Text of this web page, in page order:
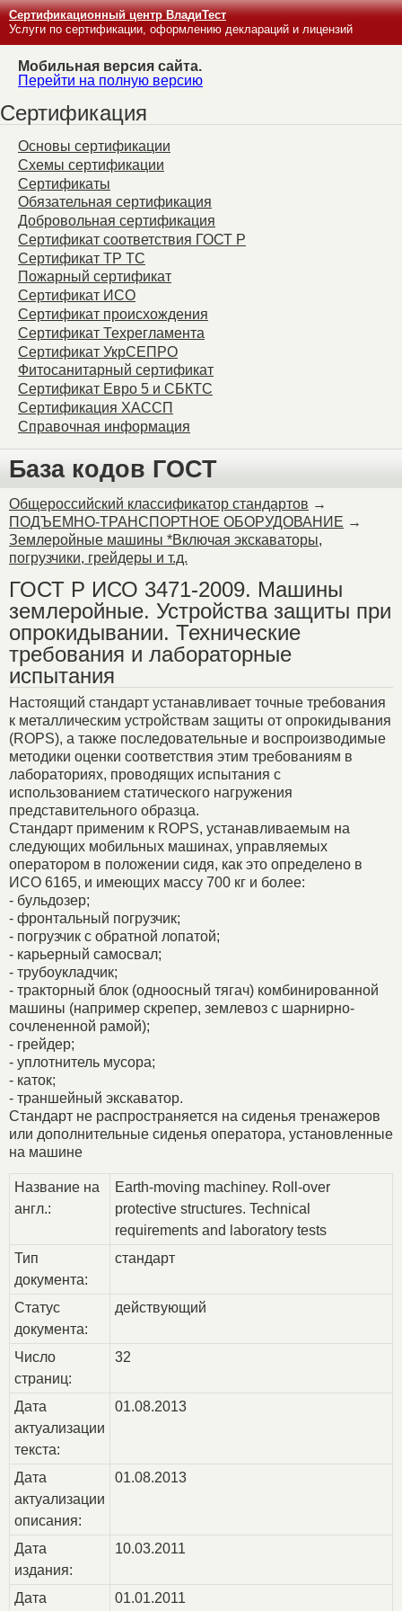
Сертификационный центр ВладиТест
Услуги по сертификации, оформлению деклараций и лицензий
Мобильная версия сайта.
Перейти на полную версию
Сертификация
Основы сертификации
Схемы сертификации
Сертификаты
Обязательная сертификация
Добровольная сертификация
Сертификат соответствия ГОСТ Р
Сертификат ТР ТС
Пожарный сертификат
Сертификат ИСО
Сертификат происхождения
Сертификат Техрегламента
Сертификат УкрСЕПРО
Фитосанитарный сертификат
Сертификат Евро 5 и СБКТС
Сертификация ХАССП
Справочная информация
База кодов ГОСТ
Общероссийский классификатор стандартов →
ПОДЪЕМНО-ТРАНСПОРТНОЕ ОБОРУДОВАНИЕ →
Землеройные машины *Включая экскаваторы,
погрузчики, грейдеры и т.д.
ГОСТ Р ИСО 3471-2009. Машины
землеройные. Устройства защиты при
опрокидывании. Технические
требования и лабораторные
испытания
Настоящий стандарт устанавливает точные требования
к металлическим устройствам защиты от опрокидывания
(ROPS), а также последовательные и воспроизводимые
методики оценки соответствия этим требованиям в
лабораториях, проводящих испытания с
использованием статического нагружения
представительного образца.
Стандарт применим к ROPS, устанавливаемым на
следующих мобильных машинах, управляемых
оператором в положении сидя, как это определено в
ИСО 6165, и имеющих массу 700 кг и более:
- бульдозер;
- фронтальный погрузчик;
- погрузчик с обратной лопатой;
- карьерный самосвал;
- трубоукладчик;
- тракторный блок (одноосный тягач) комбинированной
машины (например скрепер, землевоз с шарнирно-
сочлененной рамой);
- грейдер;
- уплотнитель мусора;
- каток;
- траншейный экскаватор.
Стандарт не распространяется на сиденья тренажеров
или дополнительные сиденья оператора, установленные
на машине
Название на
англ.:
Earth-moving machiney. Roll-over
protective structures. Technical
requirements and laboratory tests
Тип
документа:
стандарт
Статус
документа:
действующий
Число
страниц:
32
Дата
актуализации
текста:
01.08.2013
Дата
актуализации
описания:
01.08.2013
Дата
издания:
10.03.2011
Дата 01.01.2011